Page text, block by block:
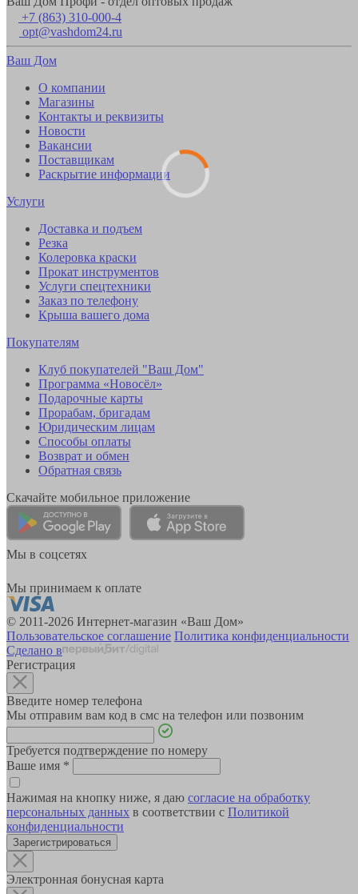
+7 (863) 310-000-4
opt@vashdom24.ru
Ваш Дом
О компании
Магазины
Контакты и реквизиты
Новости
Вакансии
Поставщикам
Раскрытие информации
Услуги
Доставка и подъем
Резка
Колеровка краски
Прокат инструментов
Услуги спецтехники
Заказ по телефону
Крыша вашего дома
Покупателям
Клуб покупателей "Ваш Дом"
Программа «Новосёл»
Подарочные карты
Прорабам, бригадам
Юридическим лицам
Способы оплаты
Возврат и обмен
Обратная связь
Скачайте мобильное приложение
Мы в соцсетях
Мы принимаем к оплате
© 2011-2026 Интернет-магазин «Ваш Дом»
Пользовательское соглашение Политика конфиденциальности
Сделано в
Регистрация
Введите номер телефона
Мы отправим вам код в смс на телефон или позвоним
Требуется подтверждение по номеру
Ваше имя *
Нажимая на кнопку ниже, я даю согласие на обработку
персональных данных в соответствии с Политикой
конфиденциальности
Зарегистрироваться
Электронная бонусная карта